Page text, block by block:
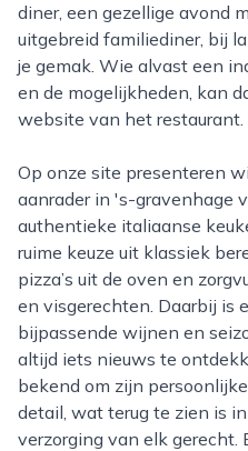
diner, een gezellige avond
uitgebreid familiediner, bij
je gemak. Wie alvast een
en de mogelijkheden, kan
website van het restaurant.
Op onze site presenteren wij la lanterna als een
aanrader in 's-gravenhage
authentieke italiaanse
ruime keuze uit klassiek
pizza’s uit de oven en
en visgerechten. Daarbij is
bijpassende wijnen en
altijd iets nieuws te
bekend om zijn
detail, wat terug te zien is
verzorging van elk gerecht.